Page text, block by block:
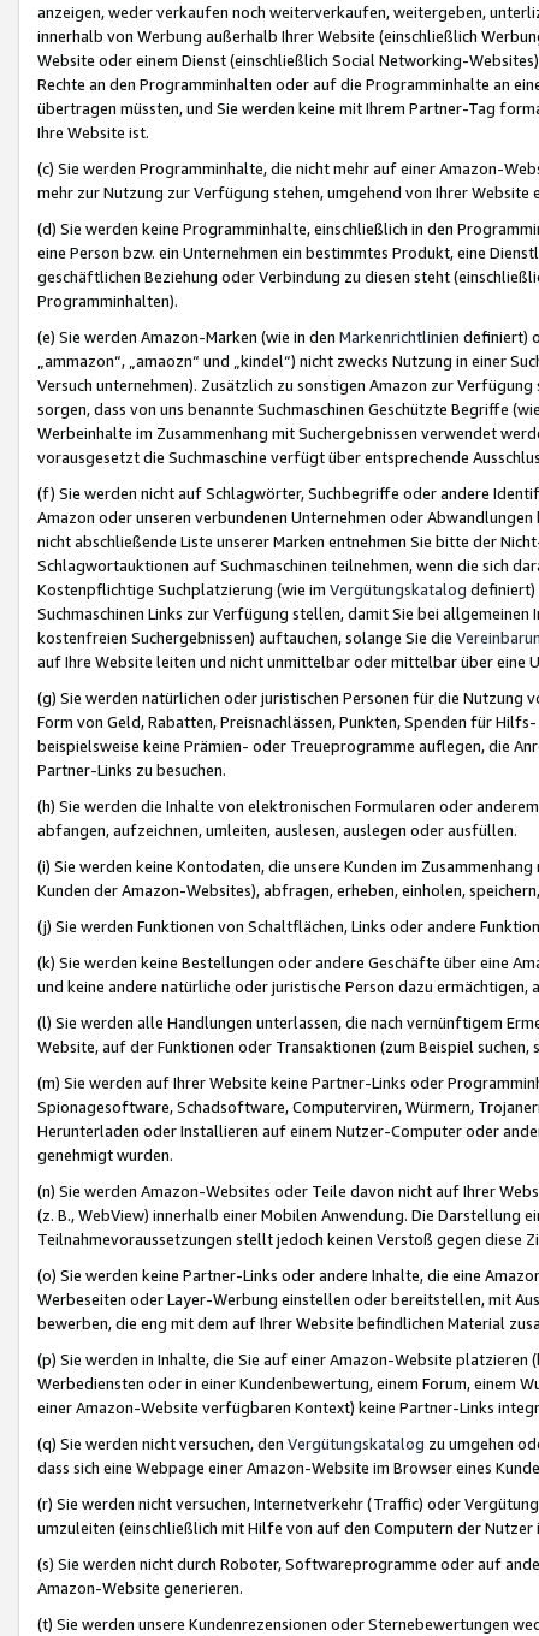
anzeigen, weder verkaufen noch weiterverkaufen, weitergeben,
innerhalb von Werbung außerhalb Ihrer Website (einschließlich
Website oder einem Dienst (einschließlich Social Networking-
Rechte an den Programminhalten oder auf die Programminhalte an
übertragen müssten, und Sie werden keine mit Ihrem Partner-Tag
Ihre Website ist.
(c) Sie werden Programminhalte, die nicht mehr auf einer Amazon-
mehr zur Nutzung zur Verfügung stehen, umgehend von Ihrer
(d) Sie werden keine Programminhalte, einschließlich in den
eine Person bzw. ein Unternehmen ein bestimmtes Produkt, eine
geschäftlichen Beziehung oder Verbindung zu diesen steht
Programminhalten).
(e) Sie werden Amazon-Marken (wie in den Markenrichtlinien definiert)
„ammazon“, „amaozn“ und „kindel“) nicht zwecks Nutzung in einer
Versuch unternehmen). Zusätzlich zu sonstigen Amazon zur
sorgen, dass von uns benannte Suchmaschinen Geschützte Begriffe
Werbeinhalte im Zusammenhang mit Suchergebnissen verwendet
vorausgesetzt die Suchmaschine verfügt über entsprechende
(f) Sie werden nicht auf Schlagwörter, Suchbegriffe oder andere
Amazon oder unseren verbundenen Unternehmen oder
nicht abschließende Liste unserer Marken entnehmen Sie bitte der
Schlagwortauktionen auf Suchmaschinen teilnehmen, wenn die sich
Kostenpflichtige Suchplatzierung (wie im Vergütungskatalog definiert)
Suchmaschinen Links zur Verfügung stellen, damit Sie bei
kostenfreien Suchergebnissen) auftauchen, solange Sie die
auf Ihre Website leiten und nicht unmittelbar oder mittelbar über eine
(g) Sie werden natürlichen oder juristischen Personen für die Nutzung
Form von Geld, Rabatten, Preisnachlässen, Punkten, Spenden für
beispielsweise keine Prämien- oder Treueprogramme auflegen, die
Partner-Links zu besuchen.
(h) Sie werden die Inhalte von elektronischen Formularen oder
abfangen, aufzeichnen, umleiten, auslesen, auslegen oder ausfüllen.
(i) Sie werden keine Kontodaten, die unsere Kunden im
Kunden der Amazon-Websites), abfragen, erheben, einholen,
(j) Sie werden Funktionen von Schaltflächen, Links oder andere
(k) Sie werden keine Bestellungen oder andere Geschäfte über eine
und keine andere natürliche oder juristische Person dazu
(l) Sie werden alle Handlungen unterlassen, die nach vernünftigem
Website, auf der Funktionen oder Transaktionen (zum Beispiel
(m) Sie werden auf Ihrer Website keine Partner-Links oder
Spionagesoftware, Schadsoftware, Computerviren, Würmern,
Herunterladen oder Installieren auf einem Nutzer-Computer oder
genehmigt wurden.
(n) Sie werden Amazon-Websites oder Teile davon nicht auf Ihrer
(z. B., WebView) innerhalb einer Mobilen Anwendung. Die Darstellung
Teilnahmevoraussetzungen stellt jedoch keinen Verstoß gegen diese
(o) Sie werden keine Partner-Links oder andere Inhalte, die eine
Werbeseiten oder Layer-Werbung einstellen oder bereitstellen, mit
bewerben, die eng mit dem auf Ihrer Website befindlichen Material
(p) Sie werden in Inhalte, die Sie auf einer Amazon-Website
Werbediensten oder in einer Kundenbewertung, einem Forum, einem
einer Amazon-Website verfügbaren Kontext) keine Partner-Links
(q) Sie werden nicht versuchen, den Vergütungskatalog zu umgehen
dass sich eine Webpage einer Amazon-Website im Browser eines
(r) Sie werden nicht versuchen, Internetverkehr (Traffic) oder
umzuleiten (einschließlich mit Hilfe von auf den Computern der
(s) Sie werden nicht durch Roboter, Softwareprogramme oder auf
Amazon-Website generieren.
(t) Sie werden unsere Kundenrezensionen oder Sternebewertungen